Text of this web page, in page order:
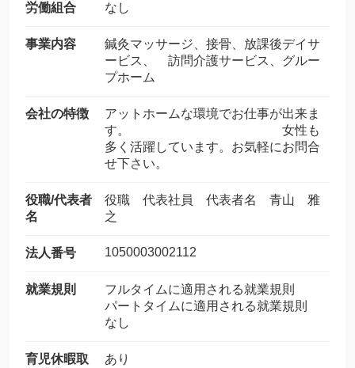
労働組合 なし
事業内容
鍼灸マッサージ、接骨、放課後デイサ
ービス、 訪問介護サービス、グルー
プホーム
会社の特徴
アットホームな環境でお仕事が出来ま
す。 女性も
多く活躍しています。お気軽にお問合
せ下さい。
役職/代表者
名
役職 代表社員 代表者名 青山 雅
之
法人番号 1050003002112
就業規則
フルタイムに適用される就業規則
パートタイムに適用される就業規則
なし
育児休暇取
あり